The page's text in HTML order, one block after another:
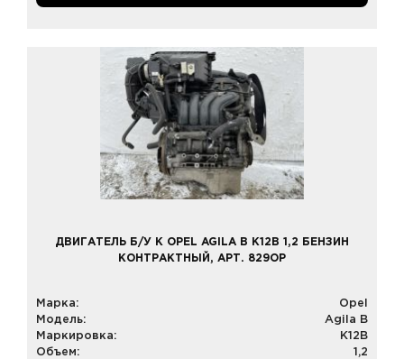
ДВИГАТЕЛЬ Б/У К OPEL AGILA B K12B 1,2 БЕНЗИН
КОНТРАКТНЫЙ, АРТ. 829OP
Марка:
Opel
Модель:
Agila B
Маркировка:
K12B
Объем:
1,2